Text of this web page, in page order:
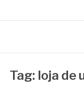
Tag: loja de